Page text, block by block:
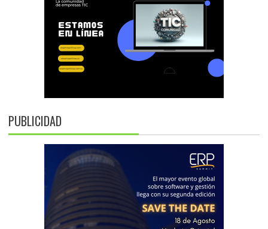
PUBLICIDAD